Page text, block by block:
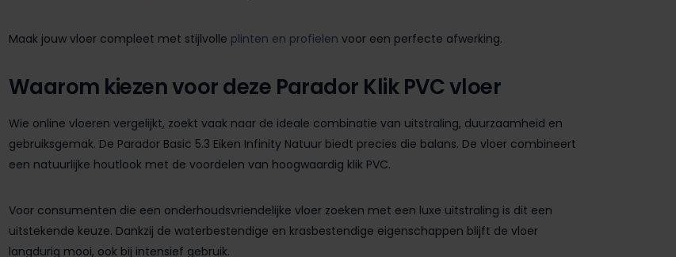
Maak jouw vloer compleet met stijlvolle plinten en profielen voor een perfecte afwerking.
Waarom kiezen voor deze Parador Klik PVC vloer
Wie online vloeren vergelijkt, zoekt vaak naar de ideale combinatie van uitstraling, duurzaamheid en
gebruiksgemak. De Parador Basic 5.3 Eiken Infinity Natuur biedt precies die balans. De vloer combineert
een natuurlijke houtlook met de voordelen van hoogwaardig klik PVC.
Voor consumenten die een onderhoudsvriendelijke vloer zoeken met een luxe uitstraling is dit een
uitstekende keuze. Dankzij de waterbestendige en krasbestendige eigenschappen blijft de vloer
langdurig mooi, ook bij intensief gebruik.